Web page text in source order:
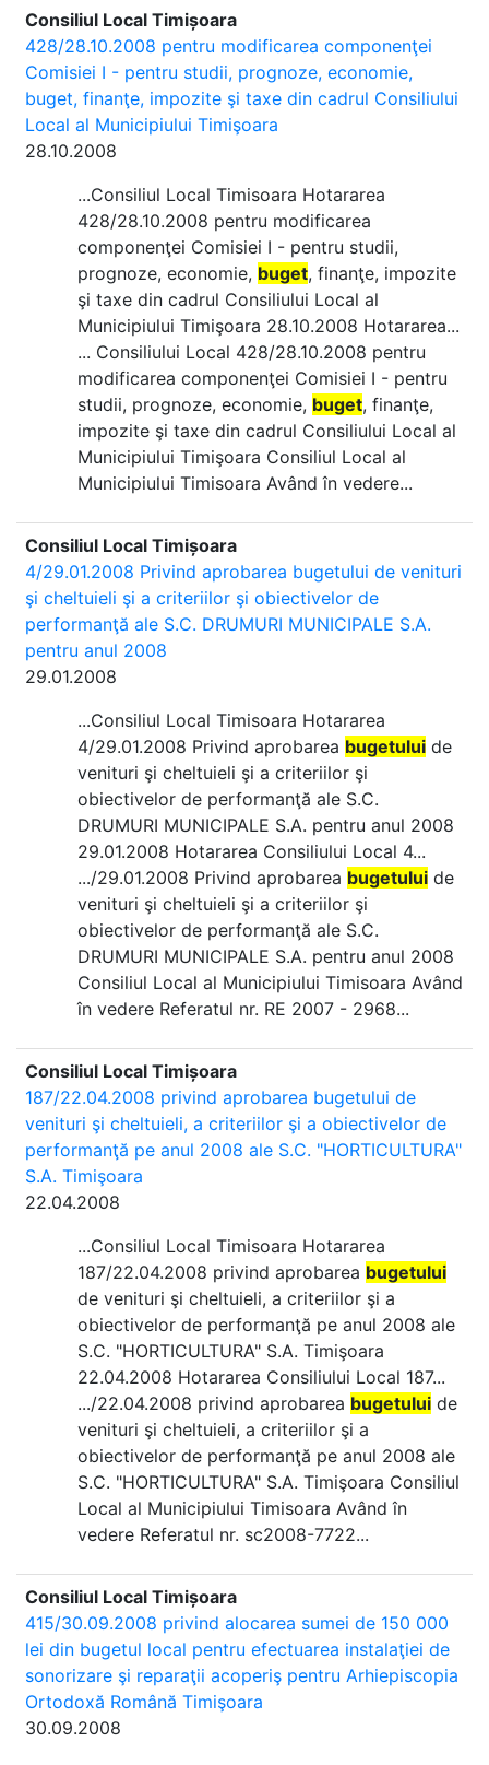
Consiliul Local Timișoara
428/28.10.2008 pentru modificarea componenţei
Comisiei I - pentru studii, prognoze, economie,
buget, finanţe, impozite şi taxe din cadrul Consiliului
Local al Municipiului Timişoara
28.10.2008
...Consiliul Local Timisoara Hotararea
428/28.10.2008 pentru modificarea
componenţei Comisiei I - pentru studii,
prognoze, economie, buget, finanţe, impozite
şi taxe din cadrul Consiliului Local al
Municipiului Timişoara 28.10.2008 Hotararea...
... Consiliului Local 428/28.10.2008 pentru
modificarea componenţei Comisiei I - pentru
studii, prognoze, economie, buget, finanţe,
impozite şi taxe din cadrul Consiliului Local al
Municipiului Timişoara Consiliul Local al
Municipiului Timisoara Având în vedere...
Consiliul Local Timișoara
4/29.01.2008 Privind aprobarea bugetului de venituri
şi cheltuieli şi a criteriilor şi obiectivelor de
performanţă ale S.C. DRUMURI MUNICIPALE S.A.
pentru anul 2008
29.01.2008
...Consiliul Local Timisoara Hotararea
4/29.01.2008 Privind aprobarea bugetului de
venituri şi cheltuieli şi a criteriilor şi
obiectivelor de performanţă ale S.C.
DRUMURI MUNICIPALE S.A. pentru anul 2008
29.01.2008 Hotararea Consiliului Local 4...
.../29.01.2008 Privind aprobarea bugetului de
venituri şi cheltuieli şi a criteriilor şi
obiectivelor de performanţă ale S.C.
DRUMURI MUNICIPALE S.A. pentru anul 2008
Consiliul Local al Municipiului Timisoara Având
în vedere Referatul nr. RE 2007 - 2968...
Consiliul Local Timișoara
187/22.04.2008 privind aprobarea bugetului de
venituri şi cheltuieli, a criteriilor şi a obiectivelor de
performanţă pe anul 2008 ale S.C. "HORTICULTURA"
S.A. Timişoara
22.04.2008
...Consiliul Local Timisoara Hotararea
187/22.04.2008 privind aprobarea bugetului
de venituri şi cheltuieli, a criteriilor şi a
obiectivelor de performanţă pe anul 2008 ale
S.C. "HORTICULTURA" S.A. Timişoara
22.04.2008 Hotararea Consiliului Local 187...
.../22.04.2008 privind aprobarea bugetului de
venituri şi cheltuieli, a criteriilor şi a
obiectivelor de performanţă pe anul 2008 ale
S.C. "HORTICULTURA" S.A. Timişoara Consiliul
Local al Municipiului Timisoara Având în
vedere Referatul nr. sc2008-7722...
Consiliul Local Timișoara
415/30.09.2008 privind alocarea sumei de 150 000
lei din bugetul local pentru efectuarea instalaţiei de
sonorizare şi reparaţii acoperiş pentru Arhiepiscopia
Ortodoxă Română Timişoara
30.09.2008